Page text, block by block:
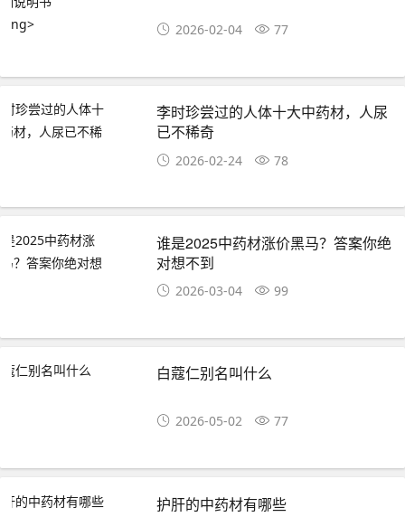
2026-02-04 77
李时珍尝过的人体十大中药材，人尿
已不稀奇
2026-02-24 78
谁是2025中药材涨价黑马？答案你绝
对想不到
2026-03-04 99
白蔻仁别名叫什么
2026-05-02 77
护肝的中药材有哪些